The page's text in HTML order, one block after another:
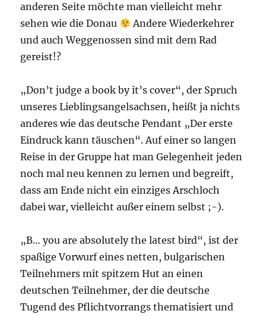
anderen Seite möchte man vielleicht mehr
sehen wie die Donau
Andere Wiederkehrer
und auch Weggenossen sind mit dem Rad
gereist!?
„Don’t judge a book by it’s cover“, der Spruch
unseres Lieblingsangelsachsen, heißt ja nichts
anderes wie das deutsche Pendant „Der erste
Eindruck kann täuschen“. Auf einer so langen
Reise in der Gruppe hat man Gelegenheit jeden
noch mal neu kennen zu lernen und begreift,
dass am Ende nicht ein einziges Arschloch
dabei war, vielleicht außer einem selbst ;-).
„B… you are absolutely the latest bird“, ist der
spaßige Vorwurf eines netten, bulgarischen
Teilnehmers mit spitzem Hut an einen
deutschen Teilnehmer, der die deutsche
Tugend des Pflichtvorrangs thematisiert und